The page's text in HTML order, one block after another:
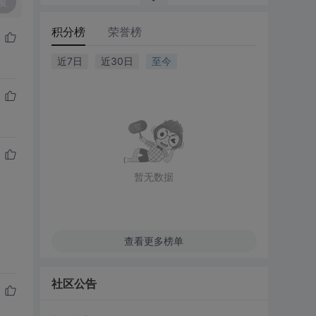
积分榜 荣誉榜
近7日 近30日 至今
暂无数据
查看更多榜单
社区公告